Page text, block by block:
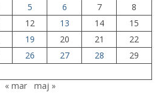
5 6 7
8
12 13 14
15
19 20 21
22
26 27 28
29
« mar
maj »